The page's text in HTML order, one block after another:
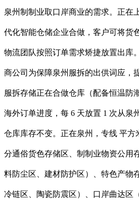
泉州制制业取口岸商业的需求。正在
代化智能仓储企业合做，客户可将货
物流团队按照订单需求矫捷放置出库
商公司为保障泉州服拆的出供词应，
服拆存储正在合做仓库（配备恒温防
海外订单进度，每 6 天放置 1 次从泉
仓库库存不变。正在泉州，专线 平方
分通俗货色存储区、制制业物资公用
料防尘区、建材防护区）、特色产物
冷链区、陶瓷防震区）、口岸曲达区